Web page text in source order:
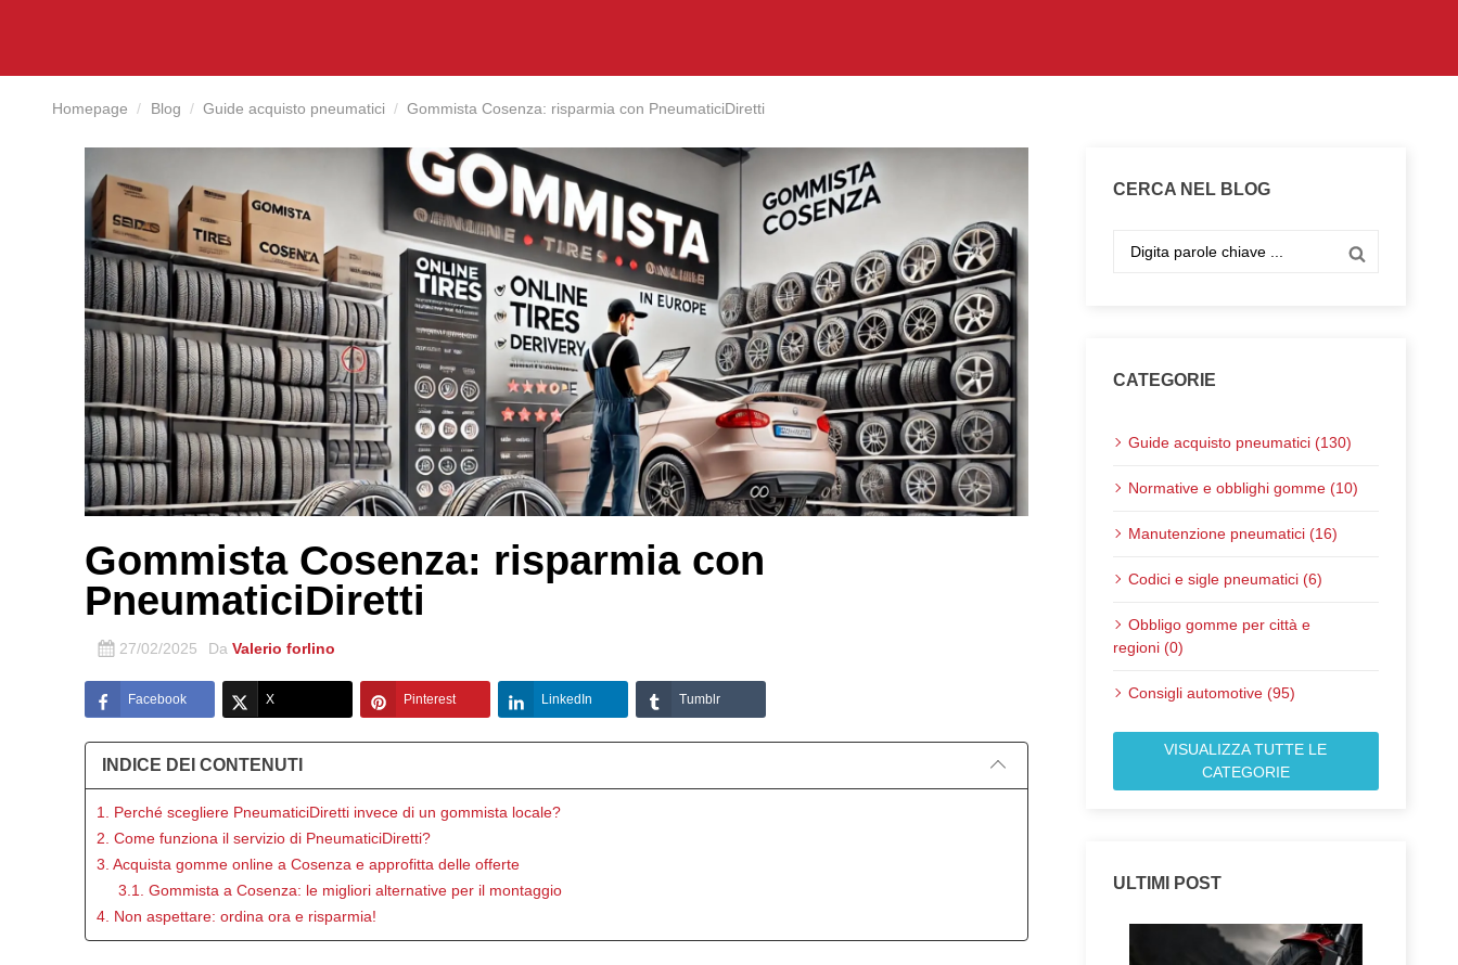
Homepage Blog Guide acquisto pneumatici Gommista Cosenza: risparmia con PneumaticiDiretti
Gommista Cosenza: risparmia con
PneumaticiDiretti
27/02/2025 Da Valerio forlino
Facebook X Pinterest LinkedIn Tumblr
INDICE DEI CONTENUTI
1. Perché scegliere PneumaticiDiretti invece di un gommista locale?
2. Come funziona il servizio di PneumaticiDiretti?
3. Acquista gomme online a Cosenza e approfitta delle offerte
3.1. Gommista a Cosenza: le migliori alternative per il montaggio
4. Non aspettare: ordina ora e risparmia!
CERCA NEL BLOG
CATEGORIE
Guide acquisto pneumatici (130)
Normative e obblighi gomme (10)
Manutenzione pneumatici (16)
Codici e sigle pneumatici (6)
Obbligo gomme per città e
regioni (0)
Consigli automotive (95)
VISUALIZZA TUTTE LE
CATEGORIE
ULTIMI POST